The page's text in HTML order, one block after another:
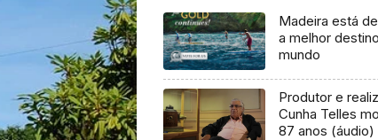
Madeira está
a melhor
mundo
Produtor e
Cunha Telles
87 anos (áudio)